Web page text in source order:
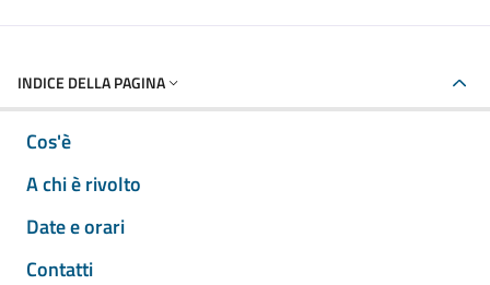
INDICE DELLA PAGINA
Cos'è
A chi è rivolto
Date e orari
Contatti